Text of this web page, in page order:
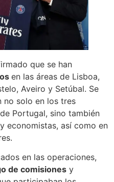
que se han
en las áreas de Lisboa,
Aveiro y Setúbal. Se
no solo en los tres
Portugal, sino también
economistas, así como en
en las operaciones,
de comisiones y